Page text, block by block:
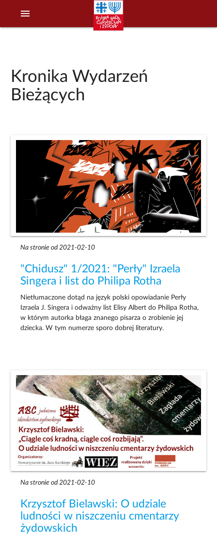
menu
Kronika Wydarzeń
Bieżących
Na stronie od 2021-02-10
"Chidusz" 1/2021: "Perły" Izraela
Singera i list do Philipa Rotha
Nietłumaczone dotąd na język polski opowiadanie Perły
Izraela J. Singera i odważny list Elisy Albert do Philipa Rotha,
w którym autorka błaga znanego pisarza o zrobienie jej
dziecka. W tym numerze sporo dobrej literatury.
Na stronie od 2021-02-10
Krzysztof Bielawski: O udziale
ludności w niszczeniu cmentarzy
żydowskich